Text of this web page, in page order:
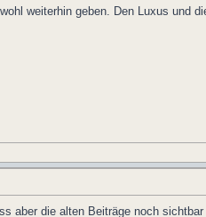
weiterhin geben. Den Luxus und
aber die alten Beiträge noch sichtbar